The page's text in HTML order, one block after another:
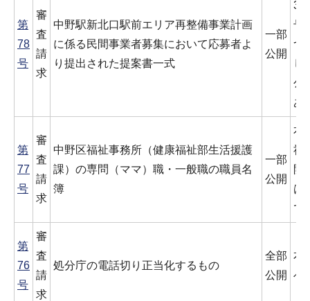
第
78
号
審
査
請
求
中野駅新北口駅前エリア再整備事業計画
に係る民間事業者募集において応募者よ
り提出された提案書一式
一部
公開
3
号
つ
し
公
あ
第
77
号
審
査
請
求
中野区福祉事務所（健康福祉部生活援護
課）の専問（ママ）職・一般職の職員名
簿
一部
公開
本
祉
開
は
で
第
76
号
審
査
請
求
処分庁の電話切り正当化するもの
全部
公開
本
べ